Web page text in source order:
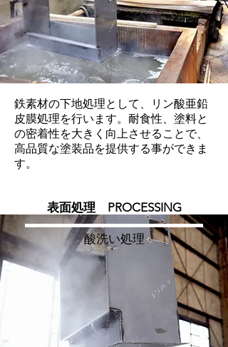
鉄素材の下地処理として、リン酸亜鉛
皮膜処理を行います。耐食性、塗料と
の密着性を大きく向上させることで、
高品質な塗装品を提供する事ができま
す。
​表面処理 PROCESSING
​酸洗い処理